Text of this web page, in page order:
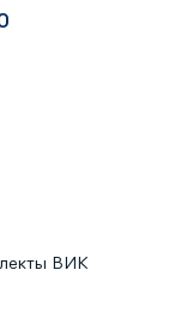
ВИК